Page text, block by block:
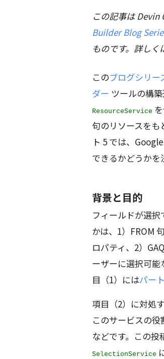
この記事は
Builder Blog
ものです。詳しく
このブログシリー
ダー ツールの構
ResourceService
句のリソースをも
ト 5 では、
できるかどうかを
背景と目的
フィールドが選
かは、1）FROM
ロパティ、2）
ーザーに選択可
目（1）にはパー
項目（2）に対処
このサービスの
などです。この投
SelectionService